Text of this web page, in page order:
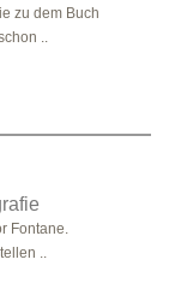
zu dem Buch
..
Fontane.
..